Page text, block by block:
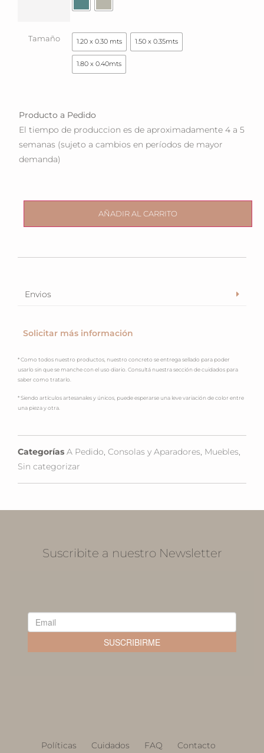
Tamaño 1.20 x 0.30 mts 1.50 x 0.35mts
1.80 x 0.40mts
Producto a Pedido
El tiempo de produccion es de aproximadamente 4 a 5
semanas (sujeto a cambios en períodos de mayor
demanda)
AÑADIR AL CARRITO
Envios
Solicitar más información
* Como todos nuestro productos, nuestro concreto se entrega sellado para poder
usarlo sin que se manche con el uso diario. Consultá nuestra sección de cuidados para
saber como tratarlo.
* Siendo artículos artesanales y únicos, puede esperarse una leve variación de color entre
una pieza y otra.
Categorías A Pedido, Consolas y Aparadores, Muebles,
Sin categorizar
Suscribite a nuestro Newsletter
Políticas Cuidados FAQ Contacto